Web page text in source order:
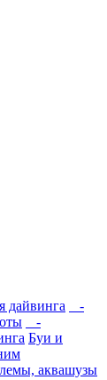
дайвинга
-
-
Буи и
аквашузы